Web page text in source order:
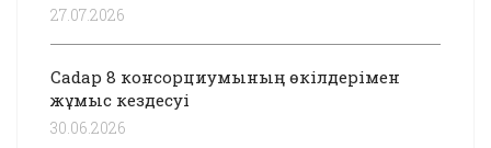
27.07.2026
Cadap 8 консорциумының өкілдерімен
жұмыс кездесуі
30.06.2026